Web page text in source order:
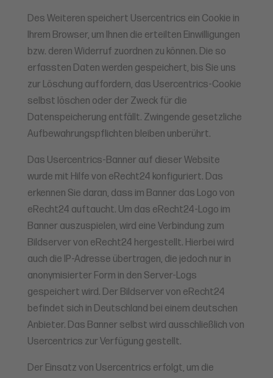
Des Weiteren speichert Usercentrics ein Cookie in
Ihrem Browser, um Ihnen die erteilten Einwilligungen
bzw. deren Widerruf zuordnen zu können. Die so
erfassten Daten werden gespeichert, bis Sie uns
zur Löschung auffordern, das Usercentrics-Cookie
selbst löschen oder der Zweck für die
Datenspeicherung entfällt. Zwingende gesetzliche
Aufbewahrungspflichten bleiben unberührt.
Das Usercentrics-Banner auf dieser Website
wurde mit Hilfe von eRecht24 konfiguriert. Das
erkennen Sie daran, dass im Banner das Logo von
eRecht24 auftaucht. Um das eRecht24-Logo im
Banner auszuspielen, wird eine Verbindung zum
Bildserver von eRecht24 hergestellt. Hierbei wird
auch die IP-Adresse übertragen, die jedoch nur in
anonymisierter Form in den Server-Logs
gespeichert wird. Der Bildserver von eRecht24
befindet sich in Deutschland bei einem deutschen
Anbieter. Das Banner selbst wird ausschließlich von
Usercentrics zur Verfügung gestellt.
Der Einsatz von Usercentrics erfolgt, um die